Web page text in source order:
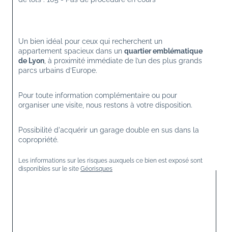
Un bien idéal pour ceux qui recherchent un
appartement spacieux dans un quartier emblématique
de Lyon , à proximité immédiate de l’un des plus grands
parcs urbains d’Europe.
Pour toute information complémentaire ou pour
organiser une visite, nous restons à votre disposition.
Possibilité d'acquérir un garage double en sus dans la
copropriété.
Les informations sur les risques auxquels ce bien est exposé sont
disponibles sur le site Géorisques